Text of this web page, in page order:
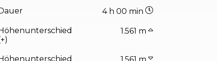
Dauer 4 h 00 min
Höhenunterschied
1.561 m
Höhenunterschied